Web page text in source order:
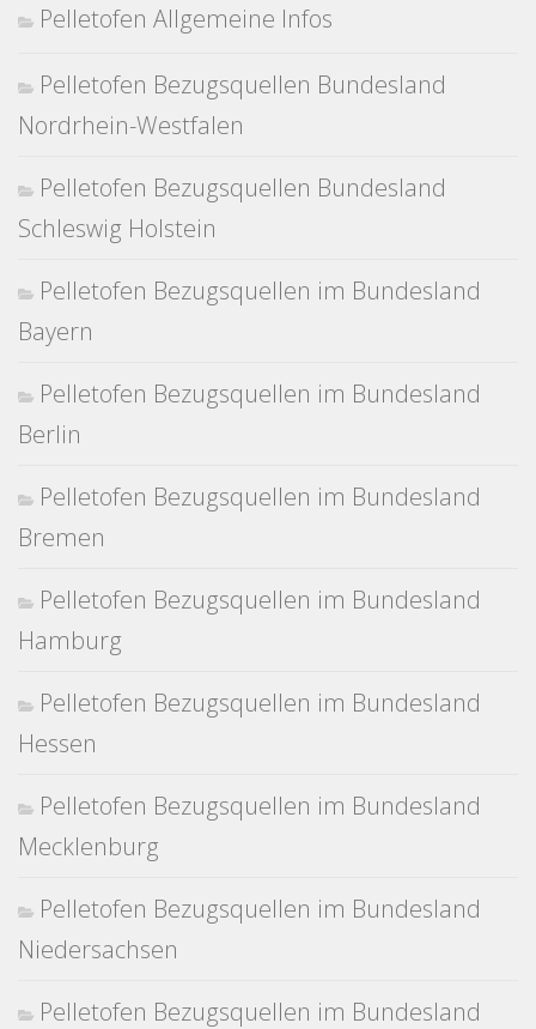
Pelletofen Allgemeine Infos
Pelletofen Bezugsquellen Bundesland
Nordrhein-Westfalen
Pelletofen Bezugsquellen Bundesland
Schleswig Holstein
Pelletofen Bezugsquellen im Bundesland
Bayern
Pelletofen Bezugsquellen im Bundesland
Berlin
Pelletofen Bezugsquellen im Bundesland
Bremen
Pelletofen Bezugsquellen im Bundesland
Hamburg
Pelletofen Bezugsquellen im Bundesland
Hessen
Pelletofen Bezugsquellen im Bundesland
Mecklenburg
Pelletofen Bezugsquellen im Bundesland
Niedersachsen
Pelletofen Bezugsquellen im Bundesland